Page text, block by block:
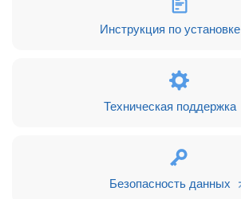
Потребность выявлена
Инструкция по установке
Техническая поддержка
Безопасность данных